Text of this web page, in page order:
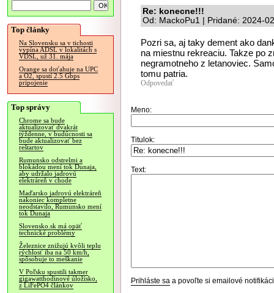
Top články
Na Slovensku sa v tichosti
vypína ADSL v lokalitách s
VDSL, už 31. mája
Orange sa doťahuje na UPC
a O2, spustí 2.5 Gbps
pripojenie
Top správy
Chrome sa bude
aktualizovať dvakrát
týždenne, v budúcnosti sa
bude aktualizovať bez
reštartov
Rumunsko odstrelmi a
blokádou mení tok Dunaja,
aby udržalo jadrovú
elektráreň v chode
Maďarsko jadrovú elektráreň
nakoniec kompletne
neodstavilo, Rumunsko mení
tok Dunaja
Slovensko.sk má opäť
technické problémy
Železnice znižujú kvôli teplu
rýchlosť iba na 50 km/h,
spôsobuje to meškanie
V Poľsku spustili takmer
gigawatthodinové úložisko,
z LiFePO4 článkov
Re: konecne!!!
Od: MackoPu1 | Pridané: 2024-
Pozri sa, aj taky dement ako
na miestnu rekreaciu. Takze po
negramotneho z letanoviec.
tomu patria.
Odpovedať
Meno:
Titulok:
Text:
Prihláste sa a povoľte si emailové